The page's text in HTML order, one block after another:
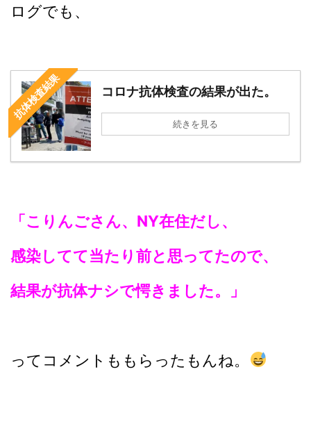
ログでも、
抗体検査結果 コロナ抗体検査の結果が出た。
続きを見る
「こりんごさん、NY在住だし、
感染してて当たり前と思ってたので、
結果が抗体ナシで愕きました。」
ってコメントももらったもんね。